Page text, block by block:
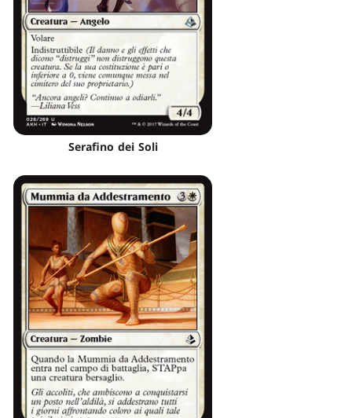
Serafino dei Soli